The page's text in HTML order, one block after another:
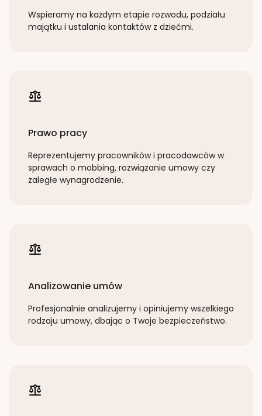
Wspieramy na każdym etapie rozwodu, podziału
majątku i ustalania kontaktów z dziećmi.
Prawo pracy
Reprezentujemy pracowników i pracodawców w
sprawach o mobbing, rozwiązanie umowy czy
zaległe wynagrodzenie.
Analizowanie umów
Profesjonalnie analizujemy i opiniujemy wszelkiego
rodzaju umowy, dbając o Twoje bezpieczeństwo.